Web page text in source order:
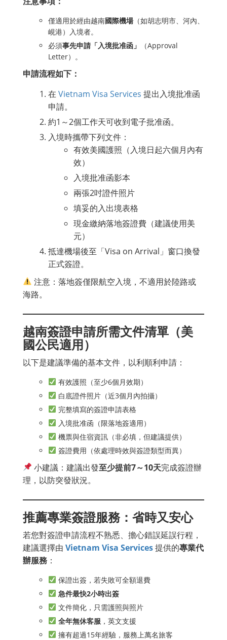
僅適用於經由越南國際機場（如胡志明市、河內、
峴港）入境者。
必須事先申請「入境批准函」
（Approval
Letter）。
申請流程如下：
在 Vietnam Visa Services 提出入境批准函
申請。
約1～2個工作天可收到電子批准函。
入境時攜帶下列文件：
有效美國護照（入境日起六個月內有
效）
入境批准函影本
兩張2吋證件照片
填妥的入出境表格
現金繳納落地簽證費（建議使用美
元）
抵達機場後至「Visa on Arrival」窗口換發
正式簽證。
注意：落地簽僅限航空入境，不適用於陸路或
海路。
越南簽證申請所需文件清單（美
國公民適用）
以下是建議準備的基本文件，以利順利申請：
有效護照（至少6個月效期）
白底證件照片（近3個月內拍攝）
完整填寫的簽證申請表格
入境批准函（限落地簽適用）
機票與住宿資訊（非必填，但建議提供）
簽證費用（依處理時效與簽證類型而異）
小建議：建議出發至少提前7～10天完成簽證辦
理，以防突發狀況。
推薦專業簽證服務：省時又安心
若您對簽證申請流程不熟悉、擔心錯誤延誤行程，
建議選擇由 Vietnam Visa Services提供的專業代
辦服務 ：
保證出簽，若失敗可全額退費
急件最快2小時出簽
文件簡化，只需護照與照片
全年無休客服 ，英文支援
擁有超過15年經驗，服務上萬名旅客